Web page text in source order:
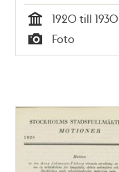
Tid
1920 till 1930
Typ
Foto